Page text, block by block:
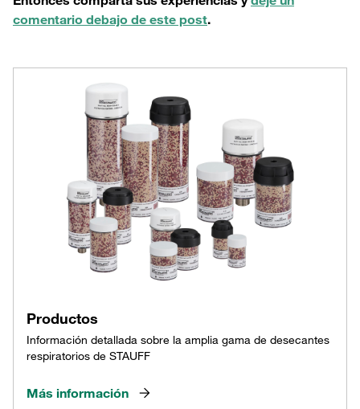
comentario debajo de este post.
Productos
Información detallada sobre la amplia gama de desecantes
respiratorios de STAUFF
Más información